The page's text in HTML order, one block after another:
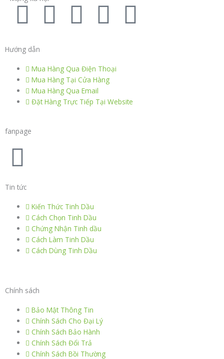
F
a
c
e
b
o
o
k
T
i
t
t
L
n
k
e
I
s
t
a
P
e
Hướng dẫn
Mua Hàng Qua Điện Thoại
Mua Hàng Tại Cửa Hàng
Mua Hàng Qua Email
Đặt Hàng Trực Tiếp Tại Website
fanpage
F
a
c
e
b
o
o
k
Tin tức
Kiến Thức Tinh Dầu
Cách Chọn Tinh Dầu
Chứng Nhận Tinh dầu
Cách Làm Tinh Dầu
Cách Dùng Tinh Dầu
Chính sách
Bảo Mật Thông Tin
Chính Sách Cho Đại Lý
Chính Sách Bảo Hành
Chính Sách Đổi Trả
Chính Sách Bồi Thường